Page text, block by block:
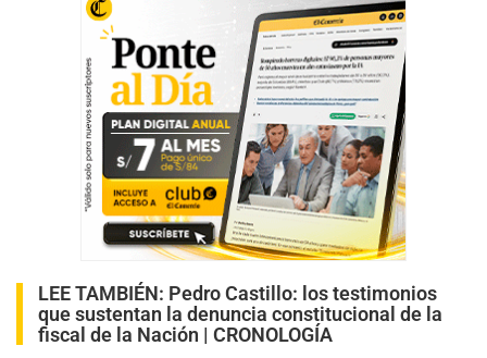
LEE TAMBIÉN: Pedro Castillo: los testimonios
que sustentan la denuncia constitucional de la
fiscal de la Nación | CRONOLOGÍA